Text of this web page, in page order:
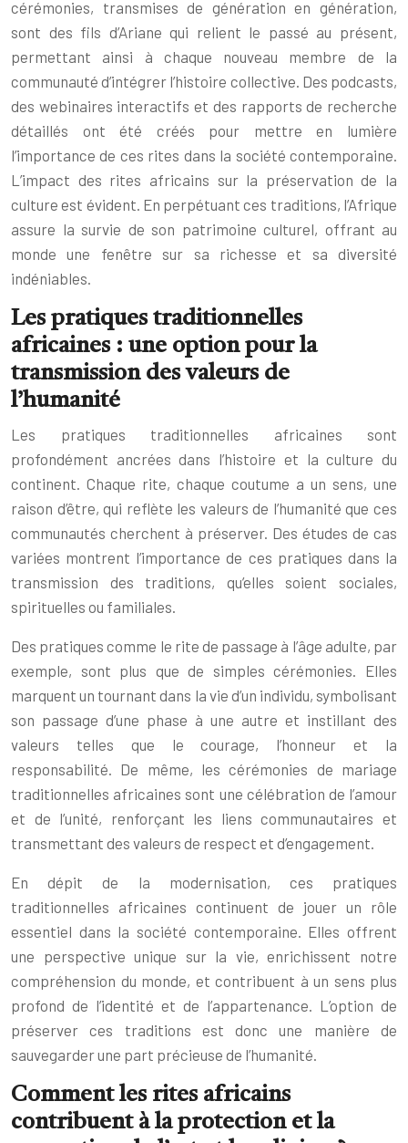
cérémonies, transmises de génération en génération,
sont des fils d’Ariane qui relient le passé au présent,
permettant ainsi à chaque nouveau membre de la
communauté d’intégrer l’histoire collective. Des podcasts,
des webinaires interactifs et des rapports de recherche
détaillés ont été créés pour mettre en lumière
l’importance de ces rites dans la société contemporaine.
L’impact des rites africains sur la préservation de la
culture est évident. En perpétuant ces traditions, l’Afrique
assure la survie de son patrimoine culturel, offrant au
monde une fenêtre sur sa richesse et sa diversité
indéniables.
Les pratiques traditionnelles
africaines : une option pour la
transmission des valeurs de
l’humanité
Les pratiques traditionnelles africaines sont
profondément ancrées dans l’histoire et la culture du
continent. Chaque rite, chaque coutume a un sens, une
raison d’être, qui reflète les valeurs de l’humanité que ces
communautés cherchent à préserver. Des études de cas
variées montrent l’importance de ces pratiques dans la
transmission des traditions, qu’elles soient sociales,
spirituelles ou familiales.
Des pratiques comme le rite de passage à l’âge adulte, par
exemple, sont plus que de simples cérémonies. Elles
marquent un tournant dans la vie d’un individu, symbolisant
son passage d’une phase à une autre et instillant des
valeurs telles que le courage, l’honneur et la
responsabilité. De même, les cérémonies de mariage
traditionnelles africaines sont une célébration de l’amour
et de l’unité, renforçant les liens communautaires et
transmettant des valeurs de respect et d’engagement.
En dépit de la modernisation, ces pratiques
traditionnelles africaines continuent de jouer un rôle
essentiel dans la société contemporaine. Elles offrent
une perspective unique sur la vie, enrichissent notre
compréhension du monde, et contribuent à un sens plus
profond de l’identité et de l’appartenance. L’option de
préserver ces traditions est donc une manière de
sauvegarder une part précieuse de l’humanité.
Comment les rites africains
contribuent à la protection et la